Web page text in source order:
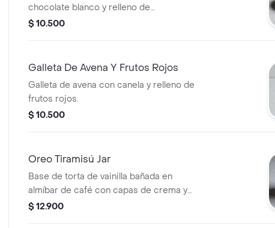
chocolate blanco y relleno de
cheesecake.
$ 10.500
Galleta De Avena Y Frutos Rojos
Galleta de avena con canela y relleno de
frutos rojos.
$ 10.500
Oreo Tiramisú Jar
Base de torta de vainilla bañada en
almíbar de café con capas de crema y
oreo triturada.
$ 12.900